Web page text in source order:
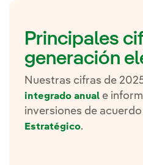
Principales
generación
Nuestras cifras de
integrado anual e
inversiones de
Estratégico.